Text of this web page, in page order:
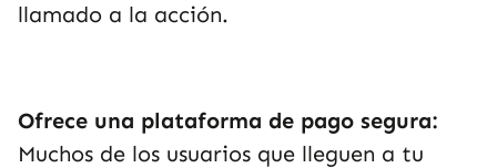
llamado a la acción.
Ofrece una plataforma de pago segura:
Muchos de los usuarios que lleguen a tu